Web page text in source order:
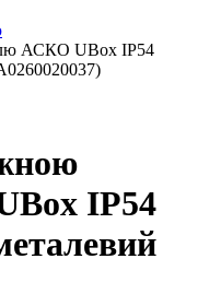
АСКО UBox IP54
IP54